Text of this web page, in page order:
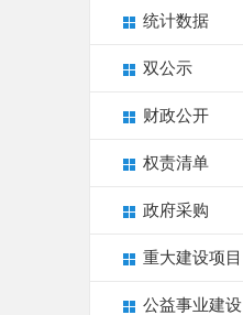
统计数据
双公示
财政公开
权责清单
政府采购
重大建设项目
公益事业建设